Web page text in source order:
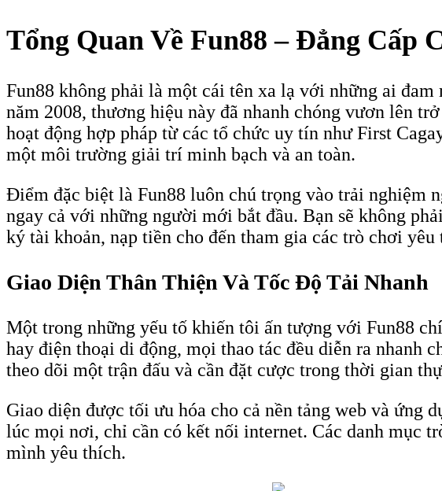
Tổng Quan Về Fun88 – Đẳng Cấp
Fun88 không phải là một cái tên xa lạ với những ai
năm 2008, thương hiệu này đã nhanh chóng vươn lên
hoạt động hợp pháp từ các tổ chức uy tín như First
một môi trường giải trí minh bạch và an toàn.
Điểm đặc biệt là Fun88 luôn chú trọng vào trải nghiệm
ngay cả với những người mới bắt đầu. Bạn sẽ không
ký tài khoản, nạp tiền cho đến tham gia các trò chơi yêu
Giao Diện Thân Thiện Và Tốc Độ Tải Nhanh
Một trong những yếu tố khiến tôi ấn tượng với Fun88
hay điện thoại di động, mọi thao tác đều diễn ra nhanh
theo dõi một trận đấu và cần đặt cược trong thời gian
Giao diện được tối ưu hóa cho cả nền tảng web và ứng
lúc mọi nơi, chỉ cần có kết nối internet. Các danh mục
mình yêu thích.